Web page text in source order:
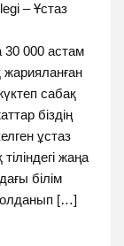
– Ұстаз
30 000 астам
сабақ
біздің
ұстаз
жаңа
білім
[…]